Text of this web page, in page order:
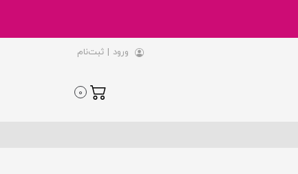
ورود | ثبت‌نام
0